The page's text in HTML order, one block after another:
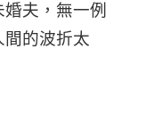
夫，無一例
的波折太